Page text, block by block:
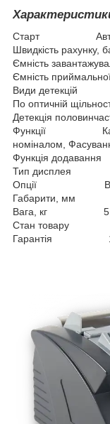
Старт
Швидкість
Ємність
Ємність
Види детекцій
По оптичній
Детекція
Функції
номіналом,
Функція додавання
Тип
Опції
Габарити, мм
Вага, кг
Стан товару
Гарантія 12